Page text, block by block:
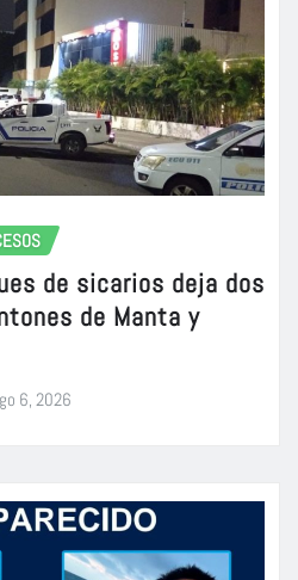
de sicarios deja dos
de Manta y
6, 2026